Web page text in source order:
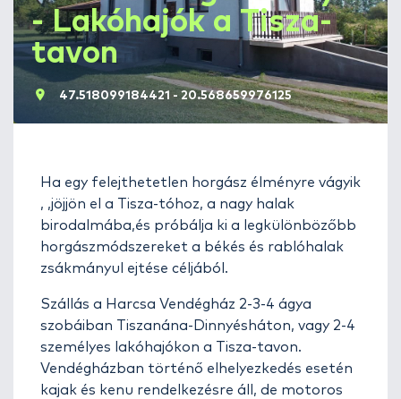
- Lakóhajók a Tisza-
tavon
47.518099184421 - 20.568659976125
Ha egy felejthetetlen horgász élményre vágyik
, ,jöjjön el a Tisza-tóhoz, a nagy halak
birodalmába,és próbálja ki a legkülönbözőbb
horgászmódszereket a békés és rablóhalak
zsákmányul ejtése céljából.
Szállás a Harcsa Vendégház 2-3-4 ágya
szobáiban Tiszanána-Dinnyésháton, vagy 2-4
személyes lakóhajókon a Tisza-tavon.
Vendégházban történő elhelyezkedés esetén
kajak és kenu rendelkezésre áll, de motoros